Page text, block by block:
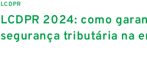
LCDPR
LCDPR 2024: como
segurança tributária na